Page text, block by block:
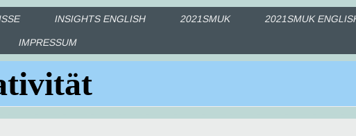
INSIGHTS ENGLISH 2021SMUK 2021SMUK
IMPRESSUM